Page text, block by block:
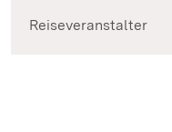
Reiseveranstalter